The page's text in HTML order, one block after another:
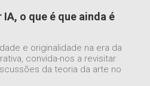
o que é que ainda é
e originalidade na era da
convida-nos a revisitar
da teoria da arte no